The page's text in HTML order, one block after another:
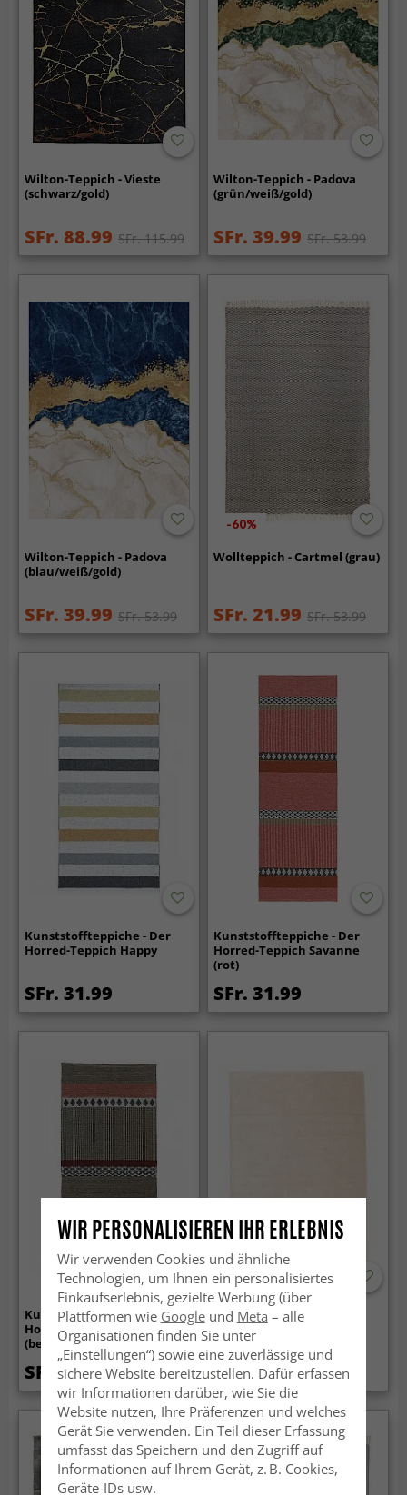
Wilton-Teppich - Vieste
(schwarz/gold)
SFr. 88.99 SFr. 115.99
Wilton-Teppich - Padova
(grün/weiß/gold)
SFr. 39.99 SFr. 53.99
Wilton-Teppich - Padova
(blau/weiß/gold)
SFr. 39.99 SFr. 53.99
-60%
Wollteppich - Cartmel (grau)
SFr. 21.99 SFr. 53.99
Kunststoffteppiche - Der
Horred-Teppich Happy
SFr. 31.99
Kunststoffteppiche - Der
Horred-Teppich Savanne
(rot)
SFr. 31.99
Kunststoffteppiche - Der
Horred-Teppich Savanne
(beige)
SFr. 31.99
Viskose-teppich - Jodhpur
Special Luxury Edition
(hellbeige)
SFr. 142.99 SFr. 179
WIR PERSONALISIEREN IHR ERLEBNIS
Wir verwenden Cookies und ähnliche
Technologien, um Ihnen ein personalisiertes
Einkaufserlebnis, gezielte Werbung (über
Plattformen wie Googleund Meta – alle
Organisationen finden Sie unter
„Einstellungen“) sowie eine zuverlässige und
sichere Website bereitzustellen. Dafür erfassen
wir Informationen darüber, wie Sie die
Website nutzen, Ihre Präferenzen und welches
Gerät Sie verwenden. Ein Teil dieser Erfassung
umfasst das Speichern und den Zugriff auf
Informationen auf Ihrem Gerät, z. B. Cookies,
Geräte-IDs usw.